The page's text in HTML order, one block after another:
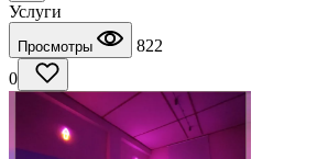
Услуги
Просмотры
822
0